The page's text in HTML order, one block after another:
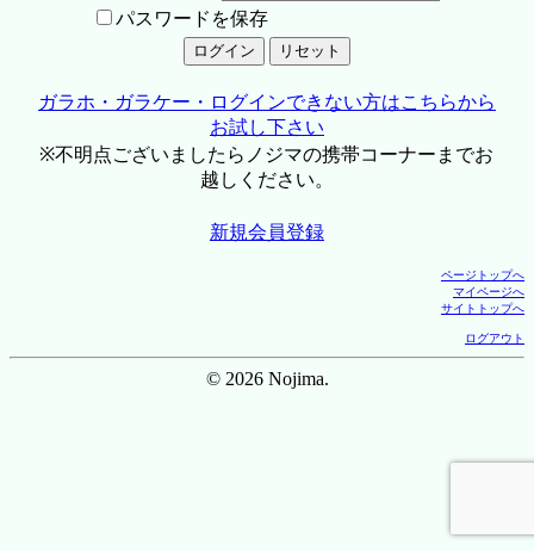
パスワードを保存
ガラホ・ガラケー・ログインできない方はこちらから
お試し下さい
※不明点ございましたらノジマの携帯コーナーまでお
越しください。
新規会員登録
ページトップへ
マイページへ
サイトトップへ
ログアウト
© 2026 Nojima.